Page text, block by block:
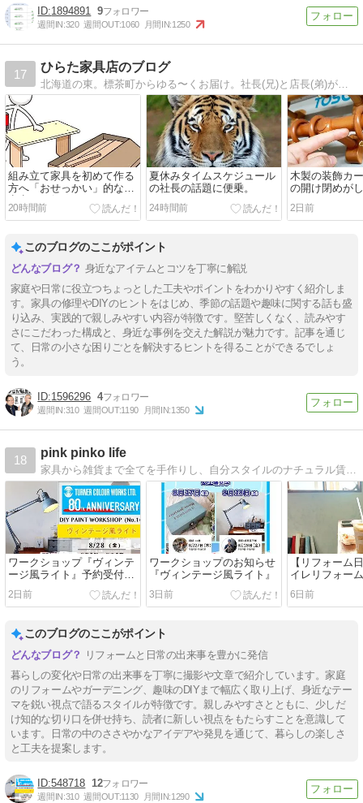
1894891 9
週間IN:320 週間OUT:1060 月間IN:1250
17
ひらた家具店のブログ
北海道の東。標茶町からゆる〜くお届け。社長(兄)と店長(弟)が暮らしに役立つ情報から、そうじゃないものまで毎日更新中。人柄が伝わると嬉しいです！
組み立て家具を初めて作る
方へ「おせっかい」的な注
意点をお伝えさせてくださ
い☆
20時間前
夏休みタイムスケジュール
の社長の話題に便乗。
24時間前
木製の装飾カ
の開け閉めが
たら。
2日前
このブログのここがポイント
身近なアイテムとコツを丁寧に解説
家庭や日常に役立つちょっとした工夫やポイントをわかりやすく紹介しま
す。家具の修理やDIYのヒントをはじめ、季節の話題や趣味に関する話も盛
り込み、実践的で親しみやすい内容が特徴です。堅苦しくなく、読みやす
さにこだわった構成と、身近な事例を交えた解説が魅力です。記事を通じ
て、日常の小さな困りごとを解決するヒントを得ることができるでしょ
う。
1596296 4
週間IN:310 週間OUT:1190 月間IN:1350
18
pink pinko life
家具から雑貨まで全てを手作りし、自分スタイルのナチュラル賃貸マンションライフを楽しんでいます。
ワークショップ『ヴィンテ
ージ風ライト』予約受付開
2日前
ワークショップのお知らせ
『ヴィンテージ風ライト』
3日前
【リフォーム
イレリフォーム
6日前
このブログのここがポイント
リフォームと日常の出来事を豊かに発信
暮らしの変化や日常の出来事を丁寧に撮影や文章で紹介しています。家庭
のリフォームやガーデニング、趣味のDIYまで幅広く取り上げ、身近なテー
マを鋭い視点で語るスタイルが特徴です。親しみやすさとともに、少しだ
け知的な切り口を併せ持ち、読者に新しい視点をもたらすことを意識して
います。日常の中のささやかなアイデアや発見を通じて、暮らしの楽しさ
と工夫を提案します。
548718 12
週間IN:310 週間OUT:1130 月間IN:1290